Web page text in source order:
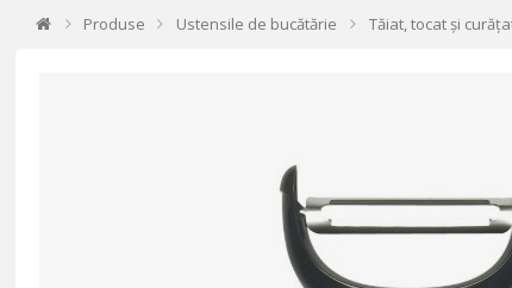
Produse Ustensile de bucătărie Tăiat, tocat și